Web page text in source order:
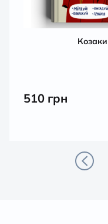
510 грн